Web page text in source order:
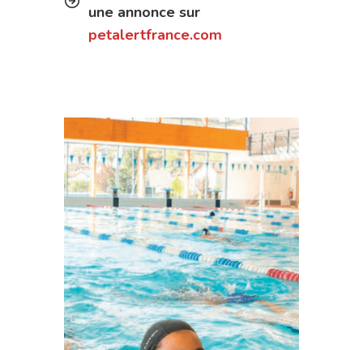
une annonce sur
petalertfrance.com